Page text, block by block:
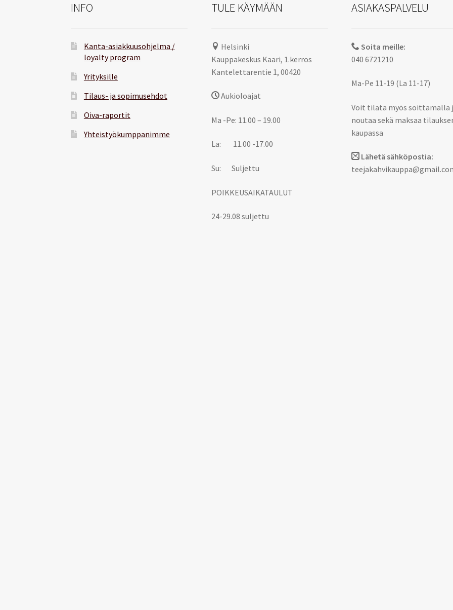
INFO
Kanta-asiakkuusohjelma /
loyalty program
Yrityksille
Tilaus- ja sopimusehdot
Oiva-raportit
Yhteistyökumppanimme
TULE KÄYMÄÄN
Helsinki
Kauppakeskus Kaari, 1.kerros
Kantelettarentie 1, 00420
Aukioloajat
Ma -Pe: 11.00 – 19.00
La: 11.00 -17.00
Su: Suljettu
POIKKEUSAIKATAULUT
24-29.08 suljettu
ASIAKASPALVELU
Soita meille:
040 6721210
Ma-Pe 11-19 (La 11-17)
Voit tilata myös soittamalla
noutaa sekä maksaa
kaupassa
Lähetä sähköpostia: